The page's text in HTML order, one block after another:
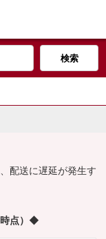
配送に遅延が発生す
点）◆